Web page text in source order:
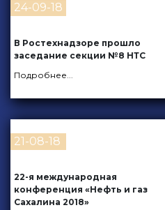
24-09-18
В Ростехнадзоре прошло
заседание секции №8 НТС
Подробнее...
21-08-18
22-я международная
конференция «Нефть и газ
Сахалина 2018»